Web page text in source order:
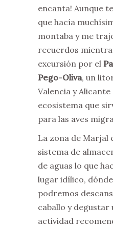
encanta! Aunque
que hacía
montaba y me
recuerdos
excursión por el
Pego-Oliva, un
Valencia y
ecosistema que
para las aves
La zona de Marjal
sistema de
de aguas lo que
lugar idílico,
podremos
caballo y
actividad